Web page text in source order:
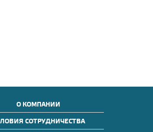
О КОМПАНИИ
СОТРУДНИЧЕСТВА